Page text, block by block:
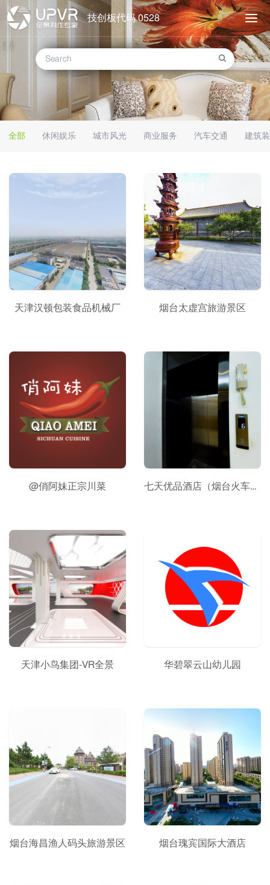
技创板代码 0528
全部 休闲娱乐 城市风光 商业服务 汽车交通 建筑
天津汉顿包装食品机械厂 烟台太虚宫旅游景区
@俏阿妹正宗川菜 七天优品酒店（烟台火车站店）
天津小鸟集团-VR全景 华碧翠云山幼儿园
烟台海昌渔人码头旅游景区 烟台瑰宾国际大酒店